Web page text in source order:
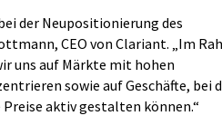
der Neupositionierung des
CEO von Clariant. „Im
uns auf Märkte mit hohen
sowie auf Geschäfte, bei
aktiv gestalten können.“